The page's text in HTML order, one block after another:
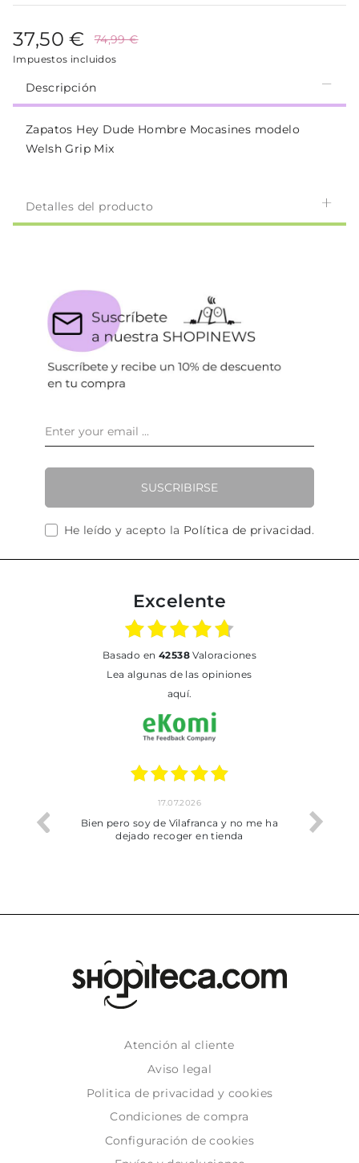
37,50 € 74,99 €
Impuestos incluidos
Descripción
Zapatos Hey Dude Hombre Mocasines modelo
Welsh Grip Mix
Detalles del producto
SUSCRIBIRSE
He leído y acepto la Política de privacidad.
Excelente
basado en 42538Valoraciones
Lea algunas de las opiniones
aquí.
trobat
17.07.2026
Bien pero soy de Vilafranca y no me ha
dejado recoger en tienda
Atención al cliente
Aviso legal
Politica de privacidad y cookies
Condiciones de compra
Configuración de cookies